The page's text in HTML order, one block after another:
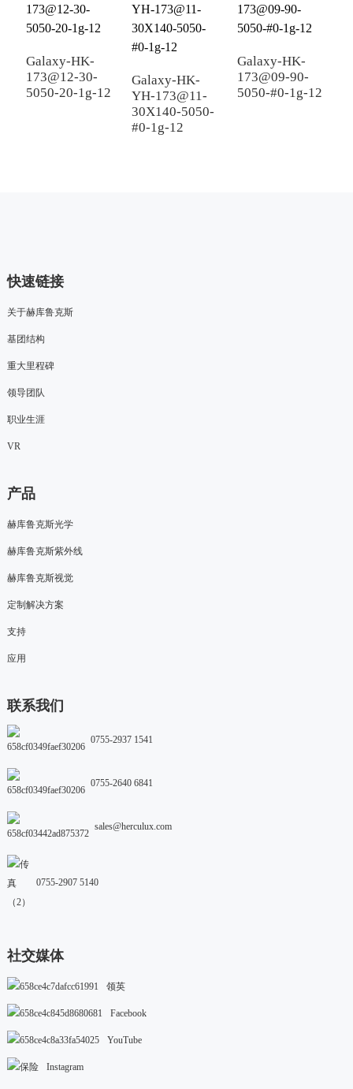
Galaxy-HK-
173@12-30-
5050-20-1g-12
Galaxy-HK-
YH-173@11-
30X140-5050-
#0-1g-12
Galaxy-HK-
173@09-90-
5050-#0-1g-12
快速链接
关于赫库鲁克斯
基团结构
重大里程碑
领导团队
职业生涯
VR
产品
赫库鲁克斯光学
赫库鲁克斯紫外线
赫库鲁克斯视觉
定制解决方案
支持
应用
联系我们
0755-2937 1541
0755-2640 6841
sales@herculux.com
0755-2907 5140
社交媒体
领英
Facebook
YouTube
Instagram